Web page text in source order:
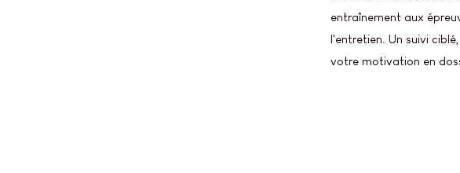
entraînement aux
l'entretien. Un suivi
votre motivation en